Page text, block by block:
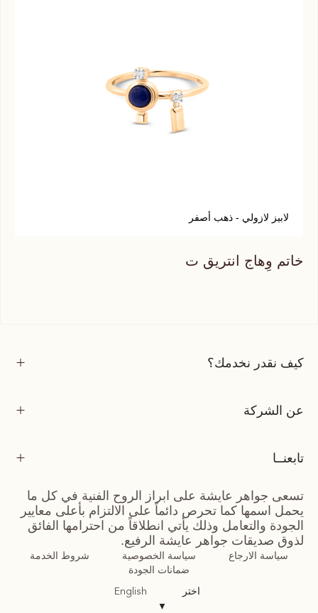
لابيز لازولي - ذهب أصفر
خاتم وِهاج انتريق ت
كيف نقدر نخدمك؟
عن الشركة
تابعنــا
تسعى جواهر عايشة على ابراز الروح الفنية في كل ما
يحمل اسمها كما تحرص دائماً على الالتزام بأعلى معايير
الجودة والتعامل وذلك يأتي انطلاقاً من احترامها الفائق
لذوق صديقات جواهر عايشة الرفيع.
سياسة الارجاع سياسة الخصوصية
شروط الخدمة
ضمانات الجودة
اختر
▼
English